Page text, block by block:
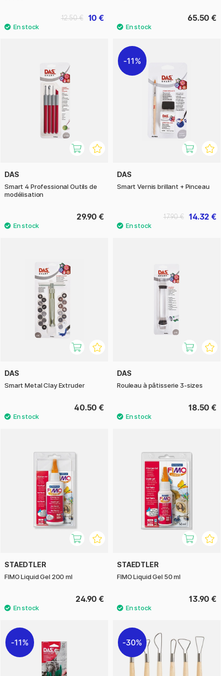
10 €
12.50 € 65.50 €
DAS
Smart 4 Professional Outils de
modélisation
29.90 €
11%
DAS
Smart Vernis brillant + Pinceau
14.32 €
17.90 €
DAS
Smart Metal Clay Extruder
40.50 €
DAS
Rouleau à pâtisserie 3-sizes
18.50 €
STAEDTLER
FIMO Liquid Gel 200 ml
24.90 €
STAEDTLER
FIMO Liquid Gel 50 ml
13.90 €
11% 30%